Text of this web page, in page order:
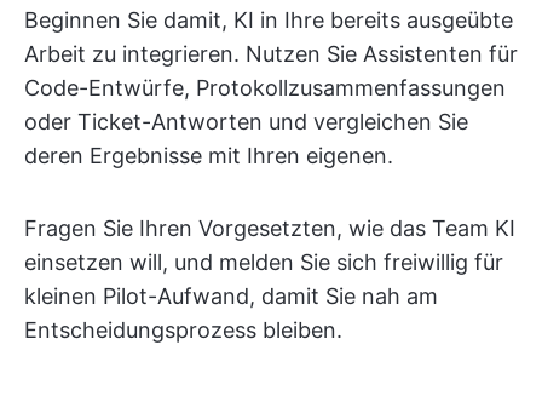
Beginnen Sie damit, KI in Ihre bereits ausgeübte
Arbeit zu integrieren. Nutzen Sie Assistenten für
Code-Entwürfe, Protokollzusammenfassungen
oder Ticket-Antworten und vergleichen Sie
deren Ergebnisse mit Ihren eigenen.
Fragen Sie Ihren Vorgesetzten, wie das Team KI
einsetzen will, und melden Sie sich freiwillig für
kleinen Pilot-Aufwand, damit Sie nah am
Entscheidungsprozess bleiben.